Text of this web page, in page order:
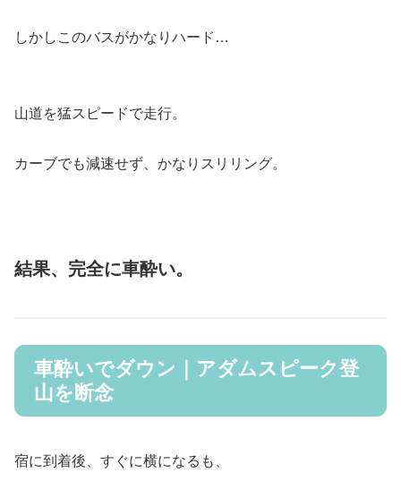
しかしこのバスがかなりハード…
山道を猛スピードで走行。
カーブでも減速せず、かなりスリリング。
結果、完全に車酔い。
車酔いでダウン｜アダムスピーク登
山を断念
宿に到着後、すぐに横になるも、